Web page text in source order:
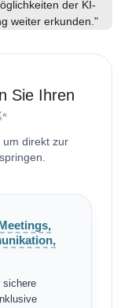
der KI-
weiter erkunden."
Sie Ihren
, um direkt zur
sichere